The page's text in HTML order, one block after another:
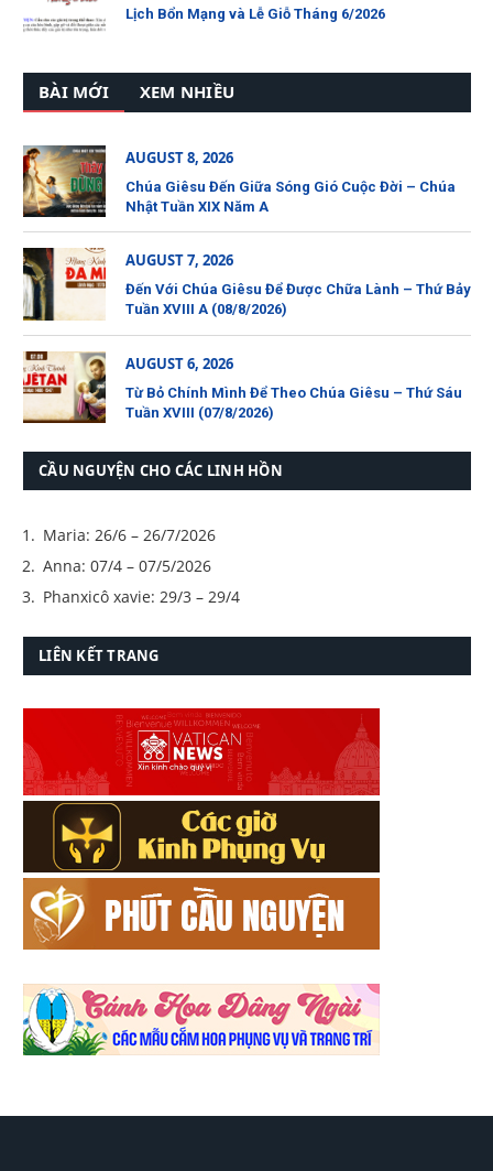
Lịch Bổn Mạng và Lễ Giỗ Tháng 6/2026
BÀI MỚI XEM NHIỀU
AUGUST 8, 2026
Chúa Giêsu Đến Giữa Sóng Gió Cuộc Đời – Chúa
Nhật Tuần XIX Năm A
AUGUST 7, 2026
Đến Với Chúa Giêsu Để Được Chữa Lành – Thứ Bảy
Tuần XVIII A (08/8/2026)
AUGUST 6, 2026
Từ Bỏ Chính Mình Để Theo Chúa Giêsu – Thứ Sáu
Tuần XVIII (07/8/2026)
CẦU NGUYỆN CHO CÁC LINH HỒN
Maria: 26/6 – 26/7/2026
Anna: 07/4 – 07/5/2026
Phanxicô xavie: 29/3 – 29/4
LIÊN KẾT TRANG